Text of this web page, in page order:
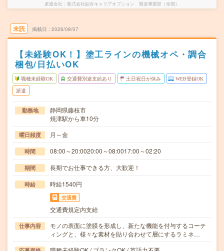
派遣会社 株式会社綜合キャリアオプション 製造事業部（全国）
未読 掲載日 2026/08/07
【未経験OK！】塗工ラインの機械オペ・調合
梱包/日払いOK
職種未経験OK 交通費別途支給あり 土日祝日が休み WEB登録OK
派遣
勤務地
静岡県藤枝市
焼津駅から車10分
曜日頻度 月～金
時間 08:00～20:0020:00～08:0017:00～02:20
期間 長期でお仕事できる方、大歓迎！
時給 時給1540円
交通費
交通費規定内支給
仕事内容
モノの表面に塗膜を形成し、新たな機能を付与するコーテ
ィングと、様々な素材を貼り合わせて層にするラミネ…